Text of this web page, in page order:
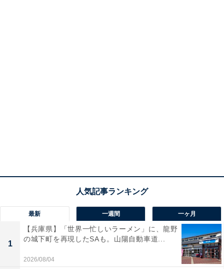
最新 一週間 一ヶ月
1
【兵庫県】「世界一忙しいラーメン」に、龍野
の城下町を再現したSAも。山陽自動車道...
2026/08/04